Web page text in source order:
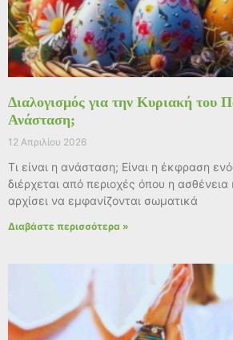
Διαλογισμός για την Κυριακή του
Ανάσταση;
12 Απριλίου 2026
Τι είναι η ανάσταση; Είναι η έκφραση
διέρχεται από περιοχές όπου η
αρχίσει να εμφανίζονται σωματικά
Διαβάστε περισσότερα »